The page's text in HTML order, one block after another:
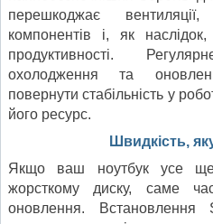
перешкоджає
компонентів і, як
продуктивності.
охолодження та
повернути стабільність у
його ресурс.
Швидкість,
Якщо ваш ноутбук усе
жорсткому диску, саме
оновлення. Встановлення